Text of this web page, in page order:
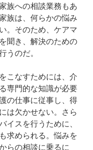
族への相談業務もあ
族は、何らかの悩み
。そのため、ケアマ
聞き、解決のための
うのだ。
こなすためには、介
専門的な知識が必要
の仕事に従事し、得
は欠かせない。さら
イスを行うために、
求められる。悩みを
らの相談に乗るに